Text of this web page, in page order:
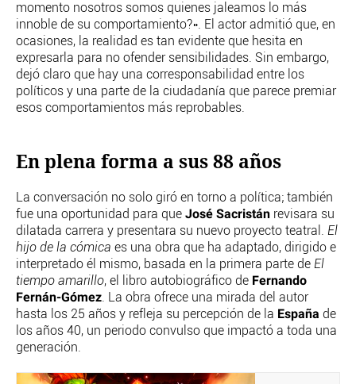
momento nosotros somos quienes jaleamos lo más
innoble de su comportamiento?». El actor admitió que, en
ocasiones, la realidad es tan evidente que hesita en
expresarla para no ofender sensibilidades. Sin embargo,
dejó claro que hay una corresponsabilidad entre los
políticos y una parte de la ciudadanía que parece premiar
esos comportamientos más reprobables.
En plena forma a sus 88 años
La conversación no solo giró en torno a política; también
fue una oportunidad para que José Sacristán revisara su
dilatada carrera y presentara su nuevo proyecto teatral. El
hijo de la cómica es una obra que ha adaptado, dirigido e
interpretado él mismo, basada en la primera parte de El
tiempo amarillo, el libro autobiográfico de Fernando
Fernán-Gómez. La obra ofrece una mirada del autor
hasta los 25 años y refleja su percepción de la España de
los años 40, un periodo convulso que impactó a toda una
generación.